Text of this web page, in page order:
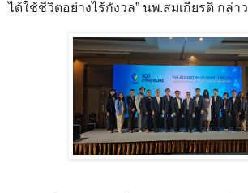
ได้ใช้ชีวิตอย่างไร้กังวล” นพ.สมเกียรติ กล่าว